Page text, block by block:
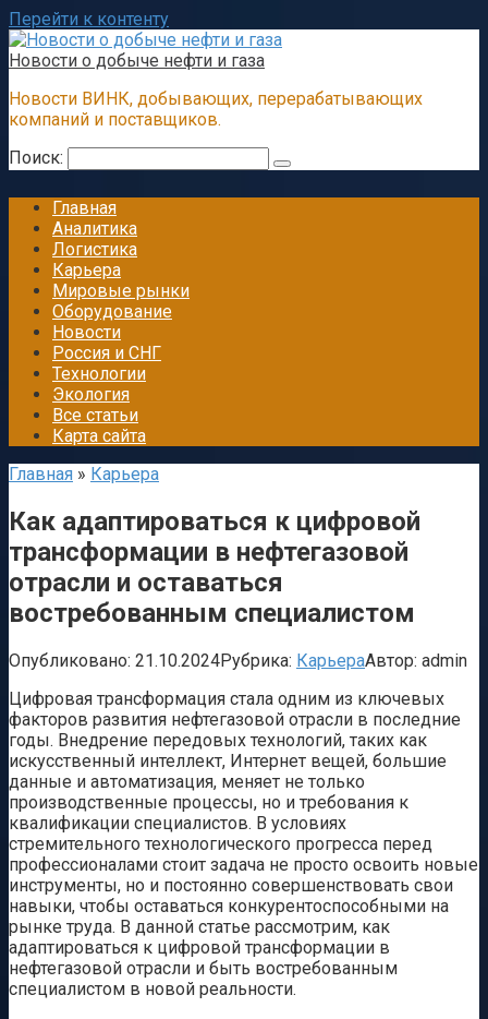
Перейти к контенту
Новости о добыче нефти и газа
Новости ВИНК, добывающих, перерабатывающих
компаний и поставщиков.
Поиск:
Главная
Аналитика
Логистика
Карьера
Мировые рынки
Оборудование
Новости
Россия и СНГ
Технологии
Экология
Все статьи
Карта сайта
Главная » Карьера
Как адаптироваться к цифровой
трансформации в нефтегазовой
отрасли и оставаться
востребованным специалистом
Опубликовано: 21.10.2024Рубрика: КарьераАвтор: admin
Цифровая трансформация стала одним из ключевых
факторов развития нефтегазовой отрасли в последние
годы. Внедрение передовых технологий, таких как
искусственный интеллект, Интернет вещей, большие
данные и автоматизация, меняет не только
производственные процессы, но и требования к
квалификации специалистов. В условиях
стремительного технологического прогресса перед
профессионалами стоит задача не просто освоить новые
инструменты, но и постоянно совершенствовать свои
навыки, чтобы оставаться конкурентоспособными на
рынке труда. В данной статье рассмотрим, как
адаптироваться к цифровой трансформации в
нефтегазовой отрасли и быть востребованным
специалистом в новой реальности.